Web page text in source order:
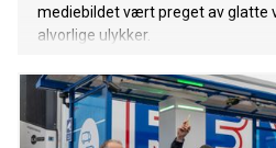
mediebildet vært preget av glatte
alvorlige ulykker.